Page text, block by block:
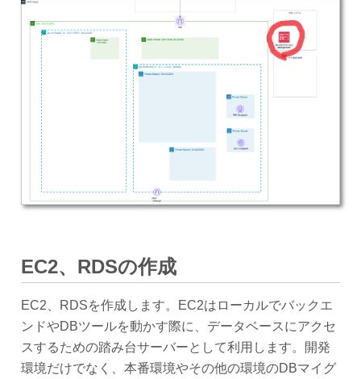
EC2、RDSの作成
EC2、RDSを作成します。EC2はローカルでバックエ
ンドやDBツールを動かす際に、データベースにアクセ
スするための踏み台サーバーとして利用します。開発
環境だけでなく、本番環境やその他の環境のDBマイグ